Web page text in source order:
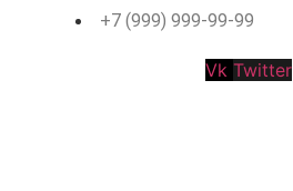
+7 (999) 999-99-99
Vk Twitter